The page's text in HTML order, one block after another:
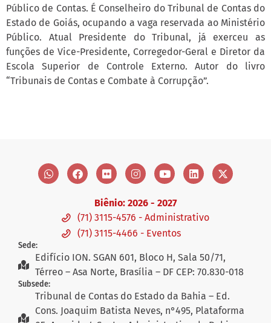
Público de Contas. É Conselheiro do Tribunal de Contas do
Estado de Goiás, ocupando a vaga reservada ao Ministério
Público. Atual Presidente do Tribunal, já exerceu as
funções de Vice-Presidente, Corregedor-Geral e Diretor da
Escola Superior de Controle Externo. Autor do livro
“Tribunais de Contas e Combate à Corrupção”.
Biênio: 2026 - 2027
(71) 3115-4576 - Administrativo
(71) 3115-4466 - Eventos
Sede:
Edifício ION. SGAN 601, Bloco H, Sala 50/71,
Térreo – Asa Norte, Brasília – DF CEP: 70.830-018
Subsede:
Tribunal de Contas do Estado da Bahia – Ed.
Cons. Joaquim Batista Neves, n°495, Plataforma